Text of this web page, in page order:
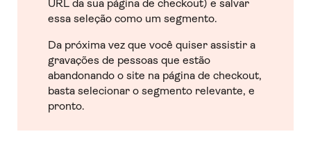
URL da sua página de checkout) e salvar
essa seleção como um segmento.
Da próxima vez que você quiser assistir a
gravações de pessoas que estão
abandonando o site na página de checkout,
basta selecionar o segmento relevante, e
pronto.